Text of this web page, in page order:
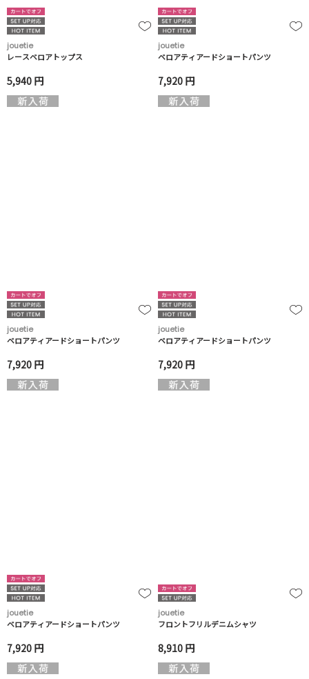
jouetie
レースベロアトップス
5,940 円
jouetie
ベロアティアードショートパンツ
7,920 円
jouetie
ベロアティアードショートパンツ
7,920 円
jouetie
ベロアティアードショートパンツ
7,920 円
jouetie
ベロアティアードショートパンツ
7,920 円
jouetie
フロントフリルデニムシャツ
8,910 円